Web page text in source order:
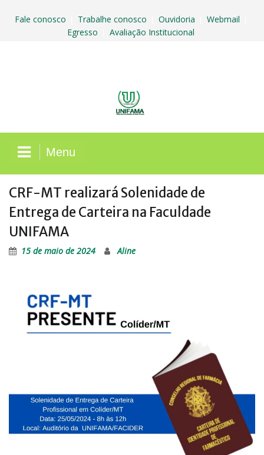
Fale conosco Trabalhe conosco Ouvidoria Webmail
Egresso Avaliação Institucional
Menu
CRF-MT realizará Solenidade de
Entrega de Carteira na Faculdade
UNIFAMA
15 de maio de 2024 Aline